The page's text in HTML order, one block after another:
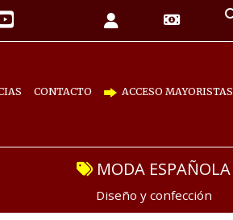
CONTACTO ACCESO MAYORISTAS
MODA ESPAÑOLA
Diseño y confección